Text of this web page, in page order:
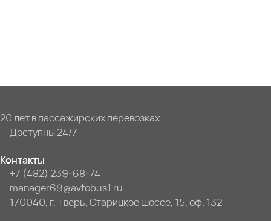
20 лет в пассажирских перевозках
Доступны 24/7
Контакты
+7 (482) 239-68-74
manager69@avtobus1.ru
170040, г. Тверь, Старицкое шоссе, 15, оф. 132